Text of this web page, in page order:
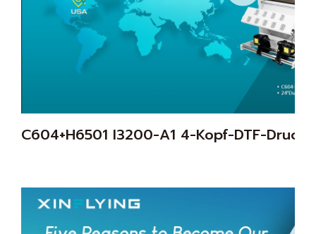
C604+H6501 I3200-A1 4-Kopf-DTF-